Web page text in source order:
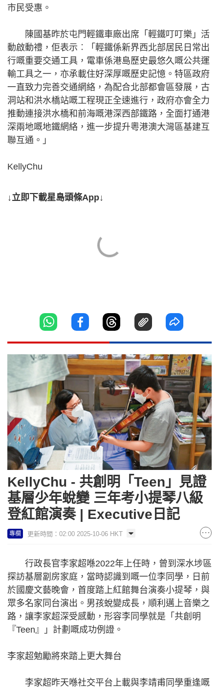
市民受惠。
陳國基昨於屯門輕鐵車廠出席「輕鐵叮叮樂」活
動啟動禮，佢表示︰「輕鐵係新界西北部居民日常出
行嘅重要交通工具，電車係港島歷史最悠久嘅公共運
輸工具之一，亦承載住好深厚嘅歷史記憶。特區政府
一直致力完善交通網絡，為配合北部都會區發展，古
洞站和洪水橋站嘅工程現正全速進行，政府亦會全力
推動連接洪水橋和前海嘅港深西部鐵路，全面打通港
深兩地嘅地鐵網絡，進一步提升粵港澳大灣區基建互
聯互通。」
KellyChu
↓立即下載星島頭條App↓
KellyChu - 共創明「Teen」見證
基層少年蛻變 三年考小提琴八級
登紅館演奏 | Executive日記
專欄 更新時間：02:00 2025-10-06 HKT
行政長官李家超喺2022年上任時，曾到深水埗區
探訪基層劏房家庭，當時認識到嘅一位李同學，日前
於國慶文藝晚會，首度踏上紅館舞台演奏小提琴，與
眾多名家同台演出。男孩蛻變成長，順利邁上音樂之
路，讓李家超深受感動，形容李同學就是「共創明
『Teen』」計劃嘅成功例證。
李家超勉勵將來踏上更大舞台
李家超昨天喺社交平台上載與李靖甫同學重逢嘅